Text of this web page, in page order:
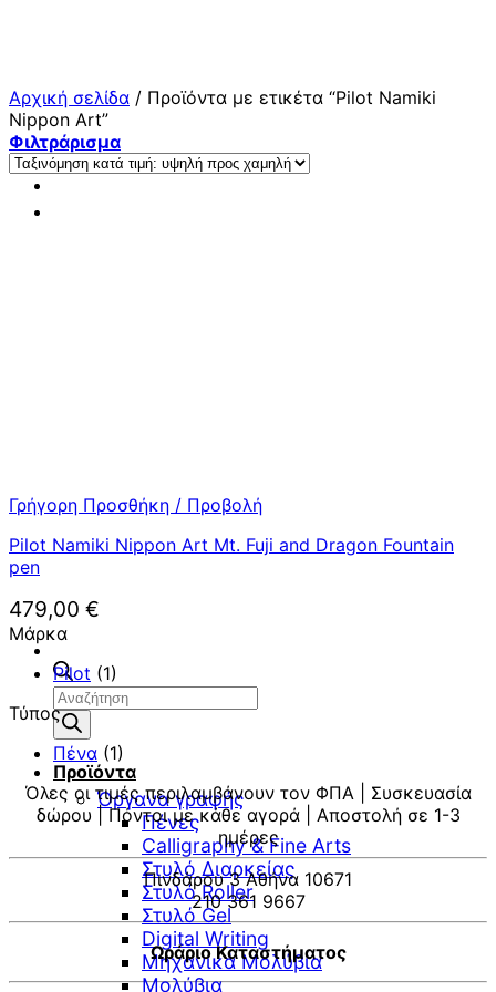
Αναζήτηση
προϊόντων
Προϊόντα
Όργανα γραφής
Πένες
Calligraphy & Fine Arts
Στυλό Διαρκείας
Στυλό Roller
Στυλό Gel
Digital Writing
Μηχανικά Μολύβια
Μολύβια
Αρχική σελίδα / Προϊόντα με ετικέτα “Pilot Namiki
Nippon Art”
Φιλτράρισμα
Γρήγορη Προσθήκη / Προβολή
Pilot Namiki Nippon Art Mt. Fuji and Dragon Fountain
pen
479,00 €
Μάρκα
Pilot (1)
Τύπος
Πένα (1)
Όλες οι τιμές περιλαμβάνουν τον ΦΠΑ | Συσκευασία
δώρου | Πόντοι με κάθε αγορά | Αποστολή σε 1-3
ημέρες
Πινδάρου 3 Αθήνα 10671
210 361 9667
Ωράριο Καταστήματος